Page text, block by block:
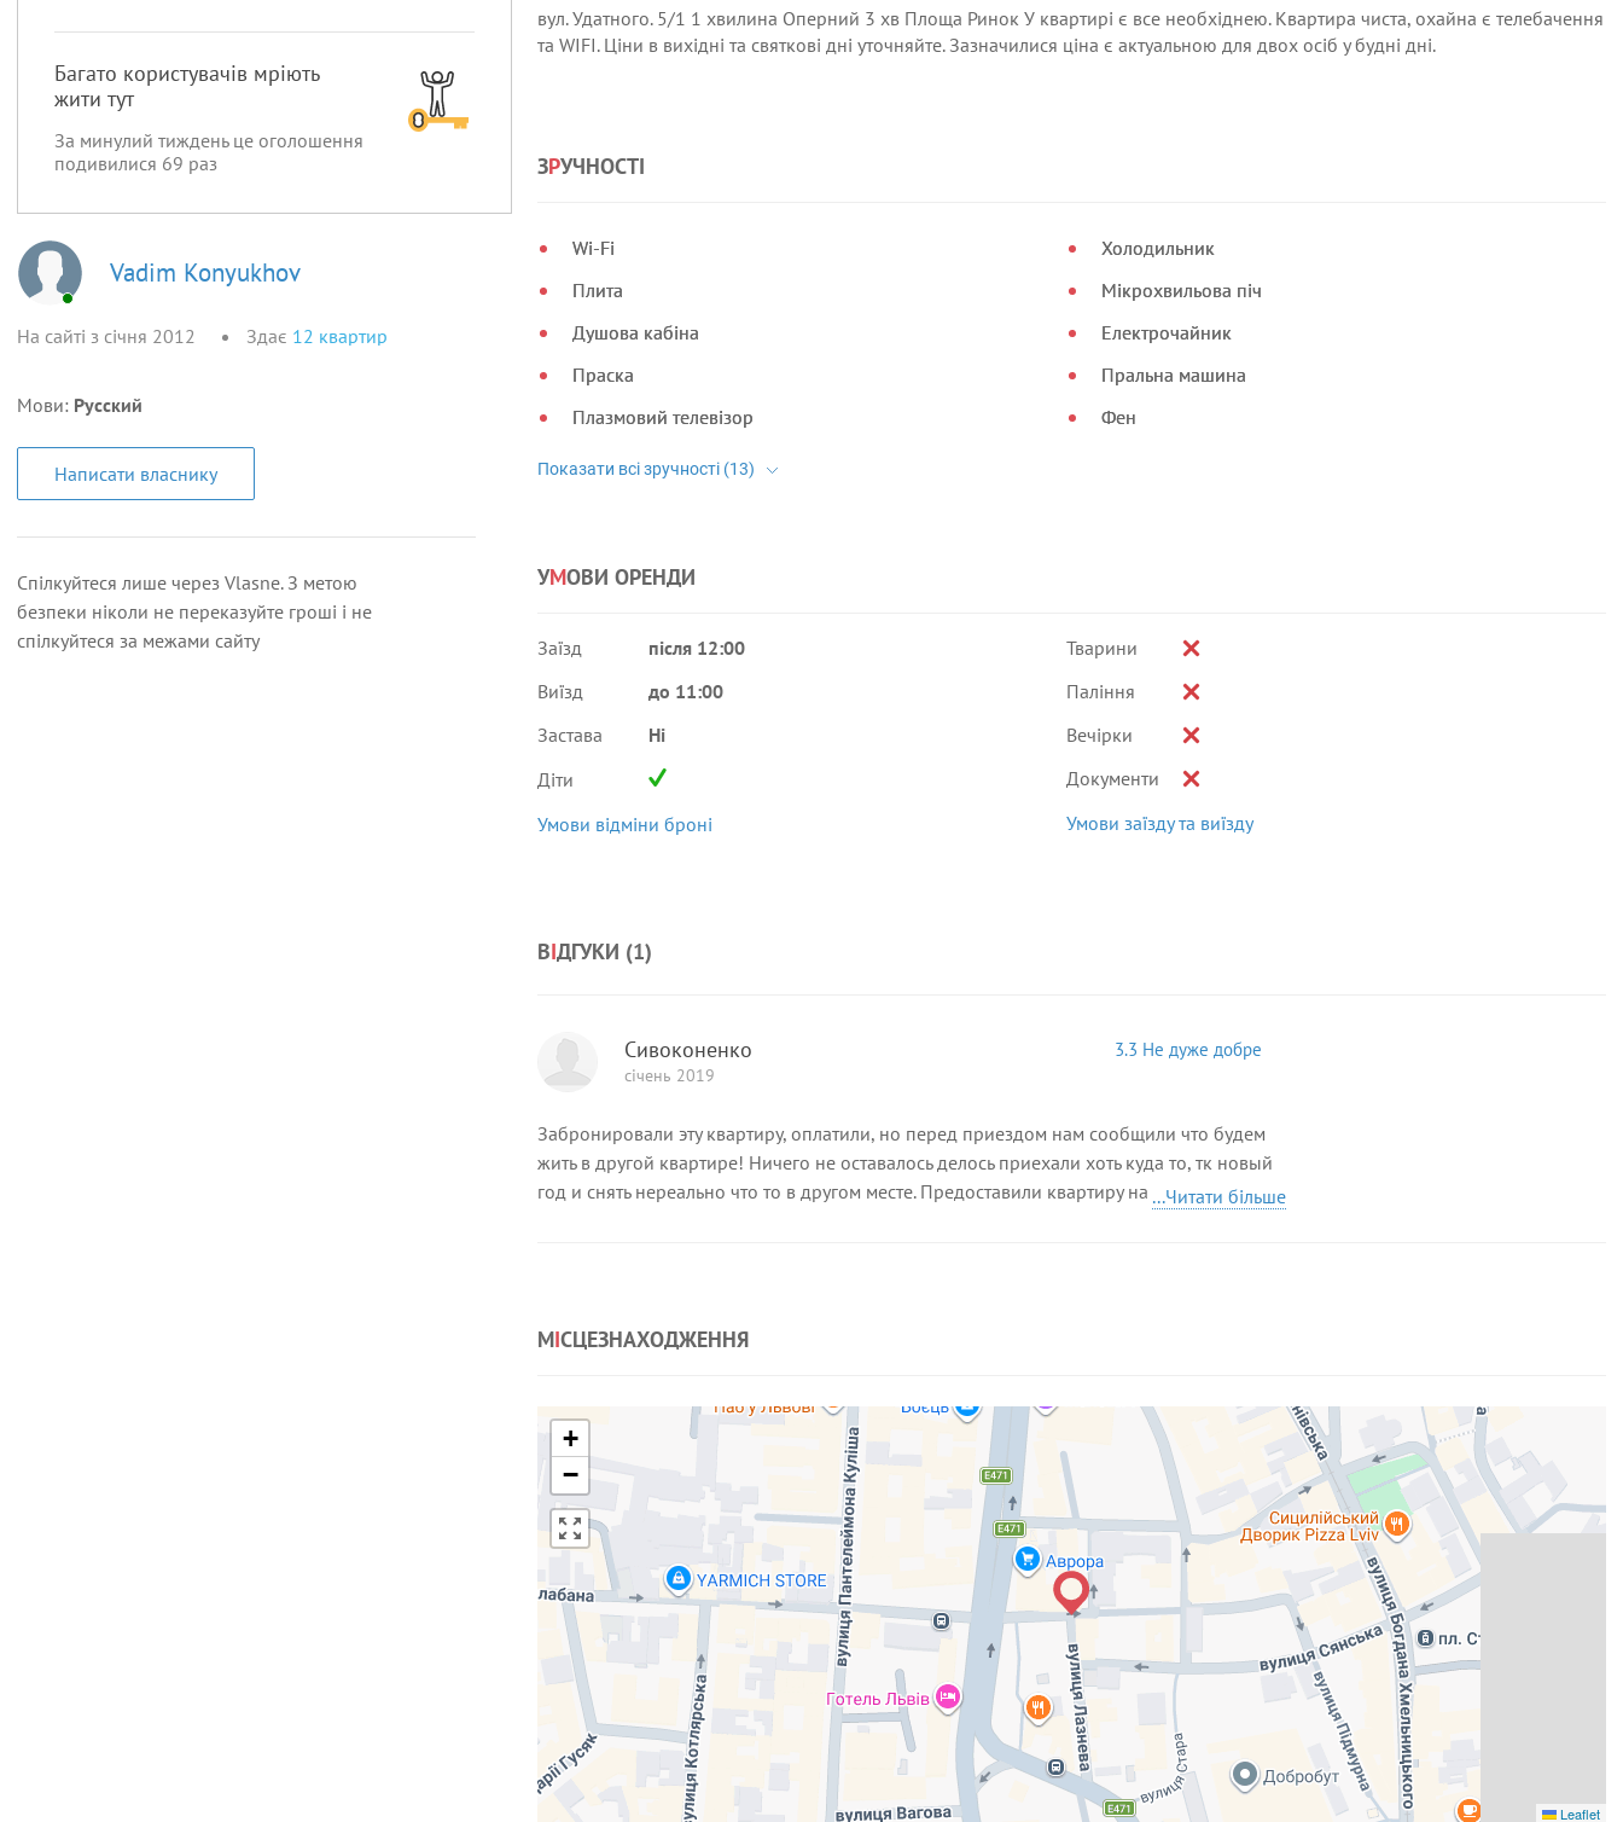
Багато користувачів мріють
жити тут
За минулий тиждень це оголошення
подивилися 69 раз
Vadim Konyukhov
На сайті з січня 2012 Здає 12 квартир
Мови: Русский
Написати власнику
Спілкуйтеся лише через Vlasne. З метою
безпеки ніколи не переказуйте гроші і не
спілкуйтеся за межами сайту
вул. Удатного. 5/1 1 хвилина Оперний 3 хв Площа Ринок У квартирі є все необхіднею. Квартира чиста, охайна є телебачення
та WIFI. Ціни в вихідні та святкові дні уточняйте. Зазначилися ціна є актуальною для двох осіб у будні дні.
ЗРУЧНОСТІ
Wi-Fi
Плита
Душова кабіна
Праска
Плазмовий телевізор
Холодильник
Мікрохвильова піч
Електрочайник
Пральна машина
Фен
УМОВИ ОРЕНДИ
Заїзд
після 12:00
Виїзд
до 11:00
Застава
Ні
Діти
Умови відміни броні
Тварини
Паління
Вечірки
Документи
Умови заїзду та виїзду
ВІДГУКИ (1)
Сивоконенко
січень 2019
3.3 Не дуже добре
Забронировали эту квартиру, оплатили, но перед приездом нам сообщили что будем
жить в другой квартире! Ничего не оставалось делось приехали хоть куда то, тк новый
год и снять нереально что то в другом месте. Предоставили квартиру на пр. Черновола
...Читати більше
МІСЦЕЗНАХОДЖЕННЯ
+
−
Leaflet